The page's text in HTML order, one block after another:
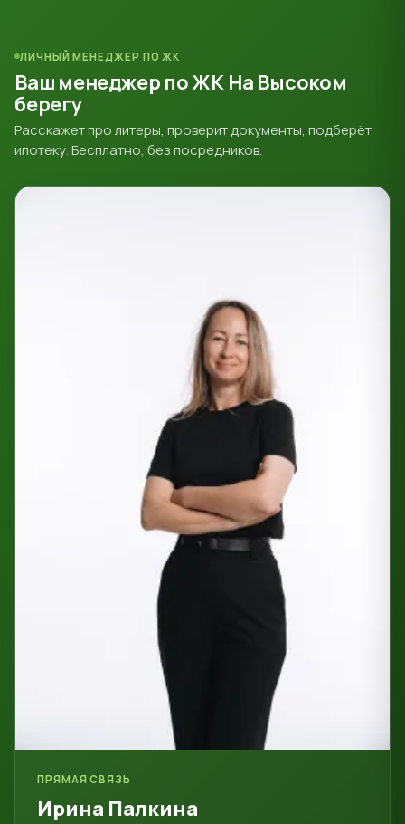
ЛИЧНЫЙ МЕНЕДЖЕР ПО ЖК
Ваш менеджер по ЖК На Высоком
берегу
Расскажет про литеры, проверит документы, подберёт
ипотеку. Бесплатно, без посредников.
ПРЯМАЯ СВЯЗЬ
Ирина Палкина